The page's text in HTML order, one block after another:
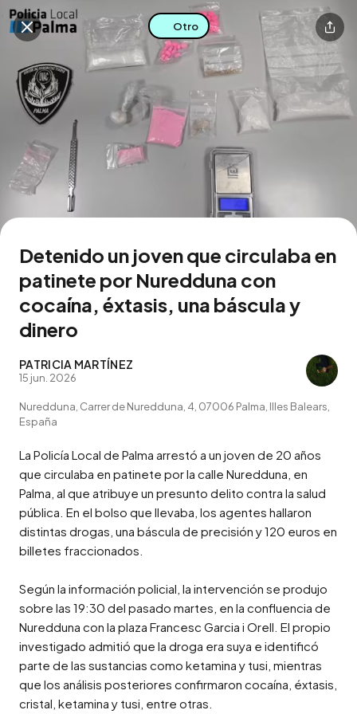
Descarga la app
Buscar en esta zona
Otro
Detenido un joven que circulaba en
patinete por Nuredduna con
cocaína, éxtasis, una báscula y
dinero
PATRICIA MARTÍNEZ
15 jun. 2026
Nuredduna, Carrer de Nuredduna, 4, 07006 Palma, Illes Balears,
España
La Policía Local de Palma arrestó a un joven de 20 años
que circulaba en patinete por la calle Nuredduna, en
Palma, al que atribuye un presunto delito contra la salud
pública. En el bolso que llevaba, los agentes hallaron
distintas drogas, una báscula de precisión y 120 euros en
billetes fraccionados.
Según la información policial, la intervención se produjo
sobre las 19:30 del pasado martes, en la confluencia de
Nuredduna con la plaza Francesc Garcia i Orell. El propio
investigado admitió que la droga era suya e identificó
parte de las sustancias como ketamina y tusi, mientras
que los análisis posteriores confirmaron cocaína, éxtasis,
cristal, ketamina y tusi, entre otras.